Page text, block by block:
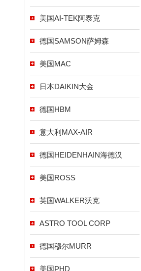
美国AI-TEK阿泰克
德国SAMSON萨姆森
美国MAC
日本DAIKIN大金
德国HBM
意大利MAX-AIR
德国HEIDENHAIN海德汉
美国ROSS
英国WALKER沃克
ASTRO TOOL CORP
德国穆尔MURR
美国PHD